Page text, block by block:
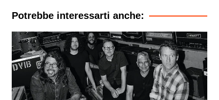
Potrebbe interessarti anche: